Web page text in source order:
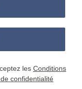
les Conditions
confidentialité